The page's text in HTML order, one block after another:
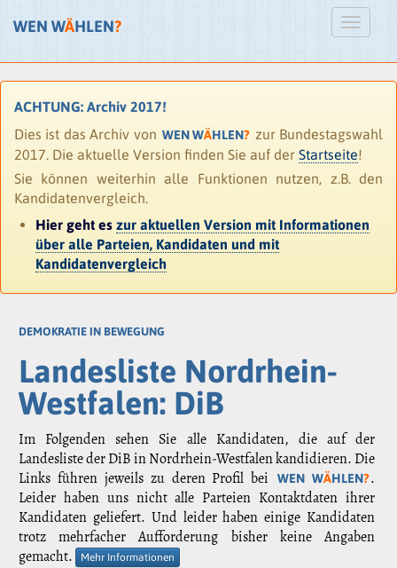
WEN WÄHLEN?
ACHTUNG: Archiv 2017!
Dies ist das Archiv von WEN WÄHLEN? zur Bundestagswahl
2017. Die aktuelle Version finden Sie auf der Startseite!
Sie können weiterhin alle Funktionen nutzen, z.B. den
Kandidatenvergleich.
Hier geht es zur aktuellen Version mit Informationen
über alle Parteien, Kandidaten und mit
Kandidatenvergleich
DEMOKRATIE IN BEWEGUNG
Landesliste Nordrhein-
Westfalen: DiB
Im Folgenden sehen Sie alle Kandidaten, die auf der
Landesliste der DiB in Nordrhein-Westfalen kandidieren. Die
Links führen jeweils zu deren Profil bei
WEN WÄHLEN?.
Leider haben uns nicht alle Parteien Kontaktdaten ihrer
Kandidaten geliefert. Und leider haben einige Kandidaten
trotz mehrfacher Aufforderung bisher keine Angaben
gemacht.
Mehr Informationen